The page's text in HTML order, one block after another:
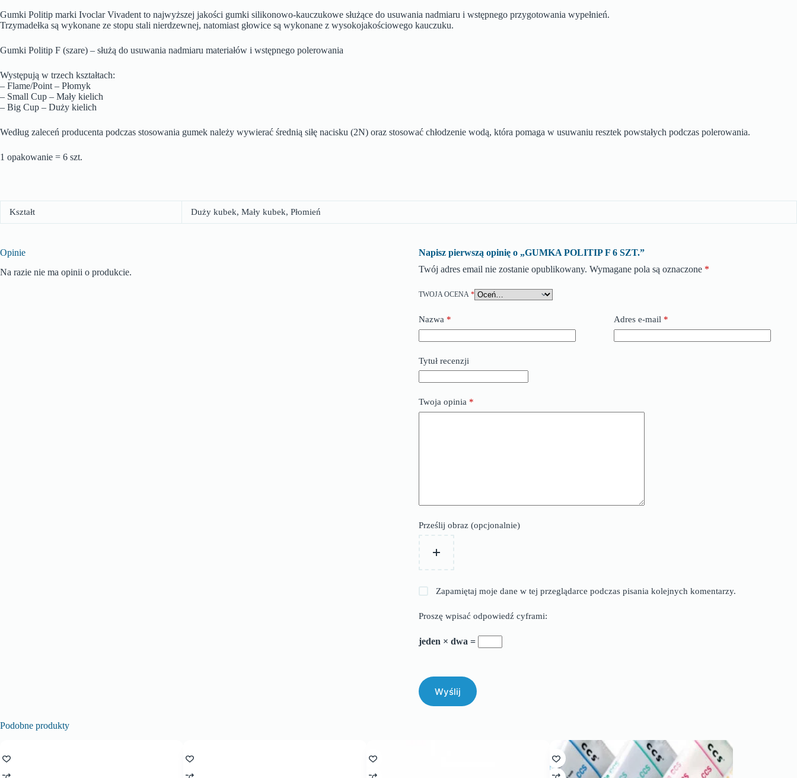
Gumki Politip marki Ivoclar Vivadent to najwyższej jakości gumki silikonowo-kauczukowe służące do usuwania nadmiaru i wstępnego przygotowania wypełnień.
Trzymadełka są wykonane ze stopu stali nierdzewnej, natomiast głowice są wykonane z wysokojakościowego kauczuku.
Gumki Politip F (szare) – służą do usuwania nadmiaru materiałów i wstępnego polerowania
Występują w trzech kształtach:
– Flame/Point – Płomyk
– Small Cup – Mały kielich
– Big Cup – Duży kielich
Według zaleceń producenta podczas stosowania gumek należy wywierać średnią siłę nacisku (2N) oraz stosować chłodzenie wodą, która pomaga w usuwaniu resztek powstałych podczas polerowania.
1 opakowanie = 6 szt.
Kształt Duży kubek, Mały kubek, Płomień
Opinie
Na razie nie ma opinii o produkcie.
Napisz pierwszą opinię o „GUMKA POLITIP F 6 SZT.”
Twój adres email nie zostanie opublikowany. Wymagane pola są oznaczone *
TWOJA OCENA *
Nazwa * Adres e-mail *
Tytuł recenzji
Twoja opinia *
Prześlij obraz (opcjonalnie)
Zapamiętaj moje dane w tej przeglądarce podczas pisania kolejnych komentarzy.
Proszę wpisać odpowiedź cyframi:
jeden × dwa =
Wyślij
Podobne produkty